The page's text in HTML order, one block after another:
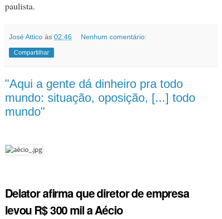
paulista.
José Attico às 02:46 Nenhum comentário:
Compartilhar
"Aqui a gente dá dinheiro pra todo
mundo: situação, oposição, [...] todo
mundo"
Delator afirma que diretor de empresa
levou R$ 300 mil a Aécio